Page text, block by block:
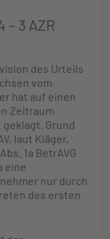
3 AZR
des Urteils
vom
hat auf einen
Zeitraum
Grund
laut Kläger,
1a BetrAVG
eine
nur durch
des ersten